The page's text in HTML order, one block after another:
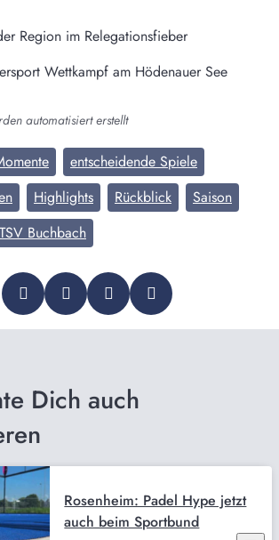
Region im Relegationsfieber
Wettkampf am Hödenauer See
automatisiert erstellt
entscheidende Spiele
Highlights Rückblick
Saison
TSV Buchbach
Dich auch
Rosenheim: Padel Hype jetzt
auch beim Sportbund